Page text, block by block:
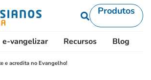
Produtos
e-vangelizar Recursos Blog
e acredita no Evangelho!